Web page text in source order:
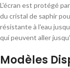
L'écran est protégé
du cristal de saphir
résistante à l'eau
qui peuvent aller
Modèles